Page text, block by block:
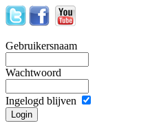
Gebruikersnaam
Wachtwoord
Ingelogd blijven